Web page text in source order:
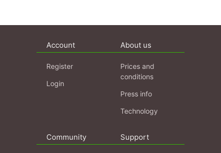
Account
Register
Login
About us
Prices and
conditions
Press info
Technology
Community Support